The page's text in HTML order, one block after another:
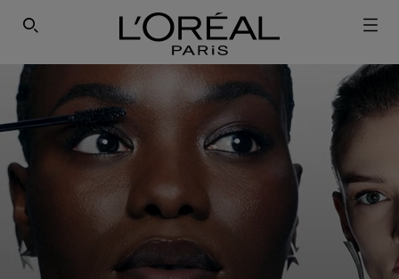
ΕΓΓΡΑΦΕΙΤΕ ΣΤΟ NEWSLETTER!
SEARCH THIS SITE